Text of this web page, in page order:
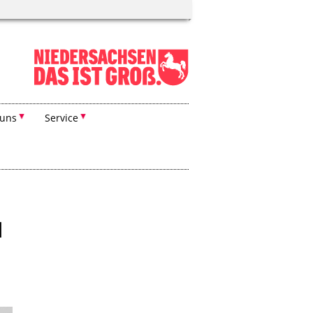
Service